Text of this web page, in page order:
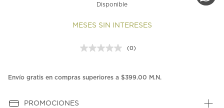
Disponible
MESES SIN INTERESES
Sin
en
(0)
Envío gratis en compras superiores a $399.00 M.N.
PROMOCIONES